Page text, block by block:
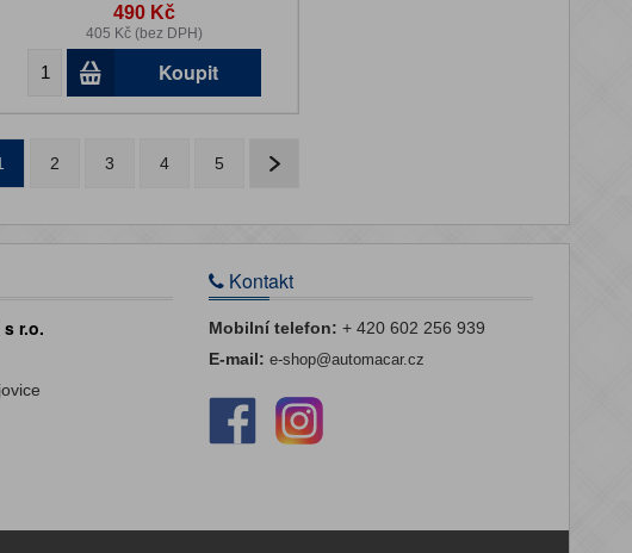
490 Kč
405 Kč (bez DPH)
Koupit
2 3 4 5
r.o.
Kontakt
Mobilní telefon: + 420 602 256 939
E-mail: e-shop@automacar.cz